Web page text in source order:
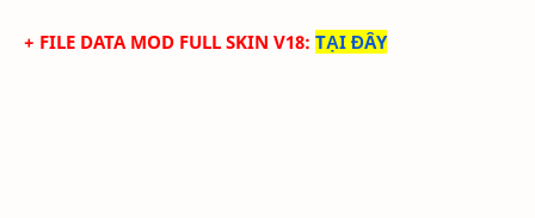
+ FILE DATA MOD FULL SKIN V18: TẠI ĐÂY